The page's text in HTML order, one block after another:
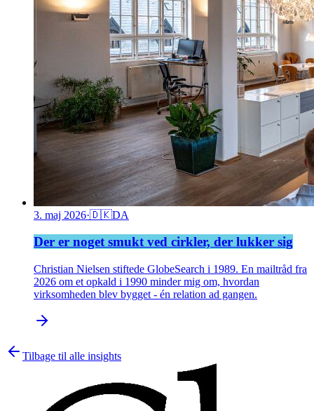
3. maj 2026·🇩🇰DA
Der er noget smukt ved cirkler, der lukker sig
Christian Nielsen stiftede GlobeSearch i 1989. En mailtråd fra
2026 om et opkald i 1990 minder mig om, hvordan
virksomheden blev bygget - én relation ad gangen.
Tilbage til alle insights